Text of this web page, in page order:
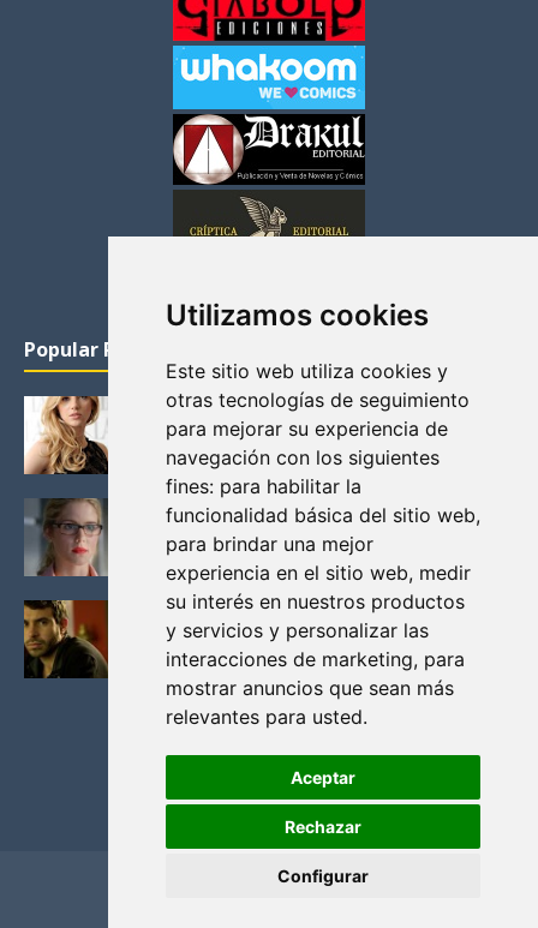
Utilizamos cookies
Este sitio web utiliza cookies y
otras tecnologías de seguimiento
para mejorar su experiencia de
navegación con los siguientes
fines: para habilitar la
funcionalidad básica del sitio web,
para brindar una mejor
experiencia en el sitio web, medir
su interés en nuestros productos
y servicios y personalizar las
interacciones de marketing, para
mostrar anuncios que sean más
relevantes para usted.
Aceptar
Rechazar
Configurar
Popular Posts
KATHERYN WINNICK: LA ACTRIZ MAS GUAPA DE
VIKINGOS
Junio 14, 2013
FELICITY (EMILY BETT RICKARDS), LAS FOTOS
MAS BONITAS DE LA ALIADA DE ARROW
Noviembre 30, 2013
BLACK MIRROR: TODA TU HISTORIA. EPISODIO 3.
LA CRITICA
Mayo 17, 2012
Privacidad y cookies
Contacto